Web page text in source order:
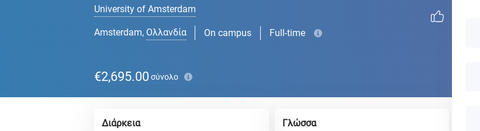
University of Amsterdam
Amsterdam, Ολλανδία On campus Full-time
€2,695.00 σύνολο
Διάρκεια
Γλώσσα